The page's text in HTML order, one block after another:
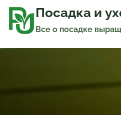
содержимомуПосадка и
Все о посадке